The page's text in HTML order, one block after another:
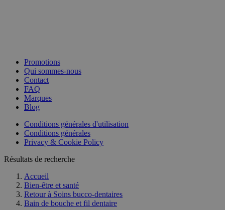
Promotions
Qui sommes-nous
Contact
FAQ
Marques
Blog
Conditions générales d'utilisation
Conditions générales
Privacy & Cookie Policy
Résultats de recherche
Accueil
Bien-être et santé
Retour à Soins bucco-dentaires
Bain de bouche et fil dentaire